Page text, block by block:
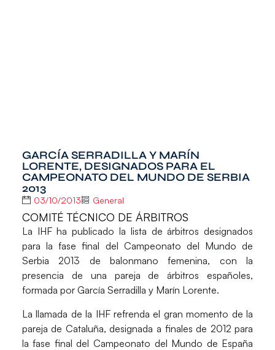
GARCÍA SERRADILLA Y MARÍN
LORENTE, DESIGNADOS PARA EL
CAMPEONATO DEL MUNDO DE SERBIA
2013
03/10/2013 General
COMITÉ TÉCNICO DE ÁRBITROS
La IHF ha publicado la lista de árbitros designados
para la fase final del Campeonato del Mundo de
Serbia 2013 de balonmano femenina, con la
presencia de una pareja de árbitros españoles,
formada por García Serradilla y Marín Lorente.
La llamada de la IHF refrenda el gran momento de la
pareja de Cataluña, designada a finales de 2012 para
la fase final del Campeonato del Mundo de España